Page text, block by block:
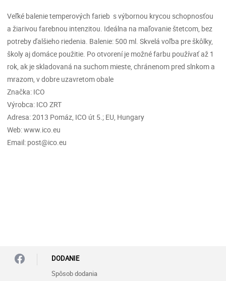
Veľké balenie temperových farieb s výbornou krycou schopnosťou
a žiarivou farebnou intenzitou. Ideálna na maľovanie štetcom, bez
potreby ďalšieho riedenia. Balenie: 500 ml. Skvelá voľba pre škôlky,
školy aj domáce použitie. Po otvorení je možné farbu používať až 1
rok, ak je skladovaná na suchom mieste, chránenom pred slnkom a
mrazom, v dobre uzavretom obale
Značka: ICO
Výrobca: ICO ZRT
Adresa: 2013 Pomáz, ICO út 5.; EU, Hungary
Web: www.ico.eu
Email: post@ico.eu
DODANIE
Spôsob dodania